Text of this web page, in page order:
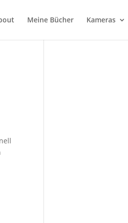
Meine Bücher Kameras